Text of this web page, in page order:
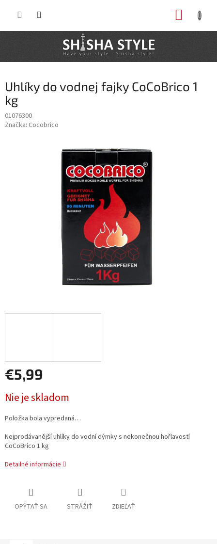
Uhlíky do vodnej fajky CoCoBrico 1
kg
01076300
Značka: Cocobrico
€5,99
cena:
Nie je skladom
Položka bola vypredaná…
Nejprodávanější uhlíky do vodní dýmky s nekonečnou hořlavostí
CoCoBrico 1 kg
Detailné informácie
OPÝTAŤ SA STRÁŽIŤ ZDIEĽAŤ